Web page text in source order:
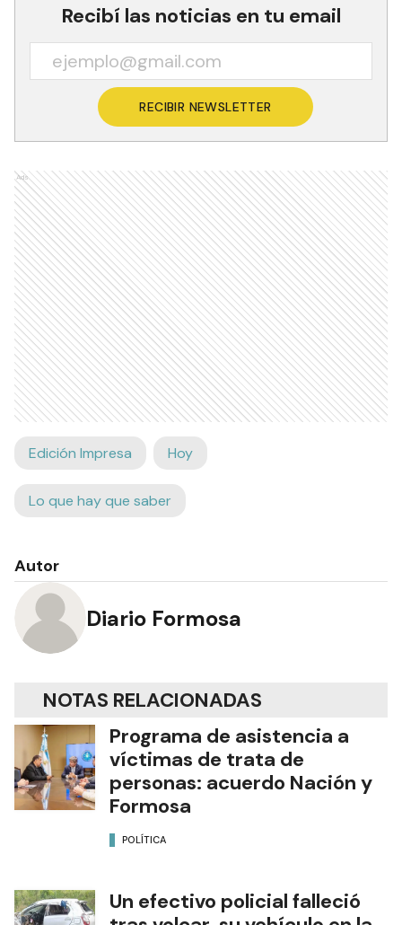
Recibí las noticias en tu email
RECIBIR NEWSLETTER
Ads
Edición Impresa
Autor
NOTAS RELACIONADAS
Programa de asistencia a
víctimas de trata de
personas: acuerdo Nación y
Formosa